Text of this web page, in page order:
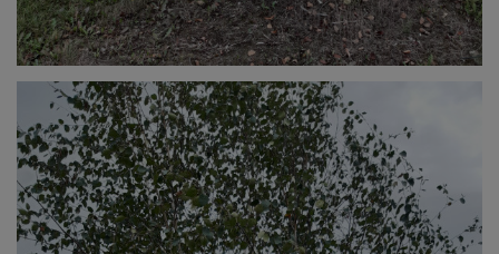
dokonano na podstawie zgody przed
jej cofnięciem
Mają Państwo prawo wniesienia skargi
do organu nadzorczego (Urząd Ochrony Danych
Osobowych) zajmującego się ochroną danych
osobowych w przypadku gdy uznają Państwo,
że przetwarzanie danych osobowych narusza
przepisy ogólnego rozporządzenia o ochronie
danych osobowych z dnia 27 kwietnia 2016 r.